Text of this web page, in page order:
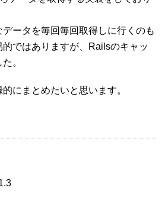
ータを毎回毎回取得しに行くのも
ではありますが、Railsのキャッ
。
にまとめたいと思います。